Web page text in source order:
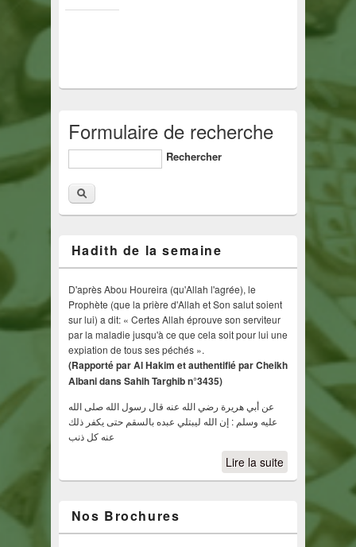
Formulaire de recherche
Rechercher
Hadith de la semaine
D'après Abou Houreira (qu'Allah l'agrée), le
Prophète (que la prière d'Allah et Son salut soient
sur lui) a dit: « Certes Allah éprouve son serviteur
par la maladie jusqu'à ce que cela soit pour lui une
expiation de tous ses péchés ».
(Rapporté par Al Hakim et authentifié par Cheikh
Albani dans Sahih Targhib n°3435)
عن أبي هريرة رضي الله عنه قال رسول الله صلى الله
عليه وسلم : إن الله ليبتلي عبده بالسقم حتى يكفر ذلك
عنه كل ذنب
Lire la suite
Nos Brochures